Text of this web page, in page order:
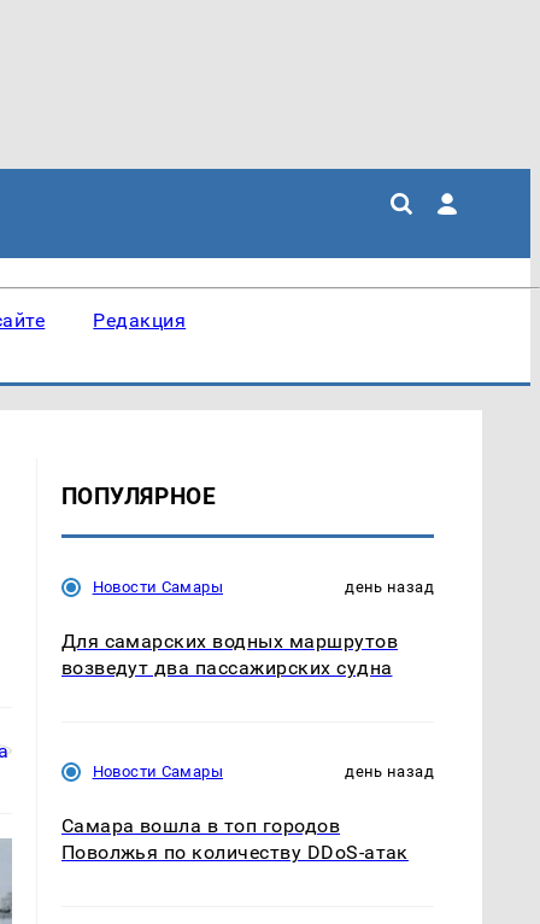
Редакция
ПОПУЛЯРНОЕ
Новости Самары день назад
Для самарских водных маршрутов
возведут два пассажирских судна
Новости Самары день назад
Самара вошла в топ городов
Поволжья по количеству DDoS-атак